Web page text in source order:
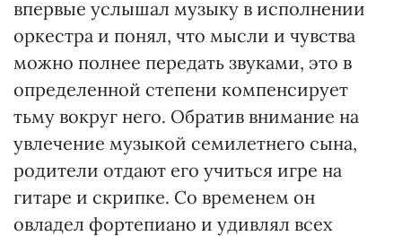
впервые услышал музыку в исполнении
оркестра и понял, что мысли и чувства
можно полнее передать звуками, это в
определенной степени компенсирует
тьму вокруг него. Обратив внимание на
увлечение музыкой семилетнего сына,
родители отдают его учиться игре на
гитаре и скрипке. Со временем он
овладел фортепиано и удивлял всех